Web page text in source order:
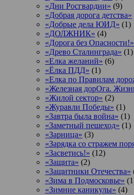
«Дни Росгвардии» (9)
«Добрая дорога детства»
«Добрые дела ЮИД» (1)
«ДОЛЖНИК» (4)
«Дорога без Опасности!»
«Древо Сталинграда» (1)
«Елка желаний» (6)
«Ёлка ПДД» (1)
«Елка по Правилам
«Железная дорОга.
«Жилой сектор» (2)
«Журавли Победы» (1)
«Завтра была война» (1)
«Заметный пешеход» (1)
«Зарница» (3)
«Зарядка со стражем
«Засветись!» (12)
«Защита» (2)
«Защитники Отечества»
«Зима в Подмосковье»
«Зимние каникулы» (4)